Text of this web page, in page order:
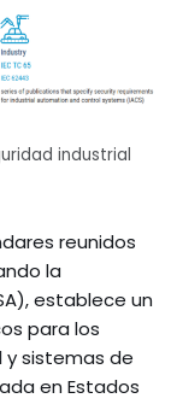
industrial
reunidos
la
establece un
para los
sistemas de
en Estados